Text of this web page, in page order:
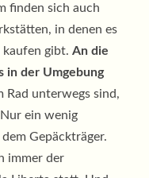
finden sich auch
in denen es
kaufen gibt.An die
in der Umgebung
Rad unterwegs sind,
ein wenig
Gepäckträger.
immer der